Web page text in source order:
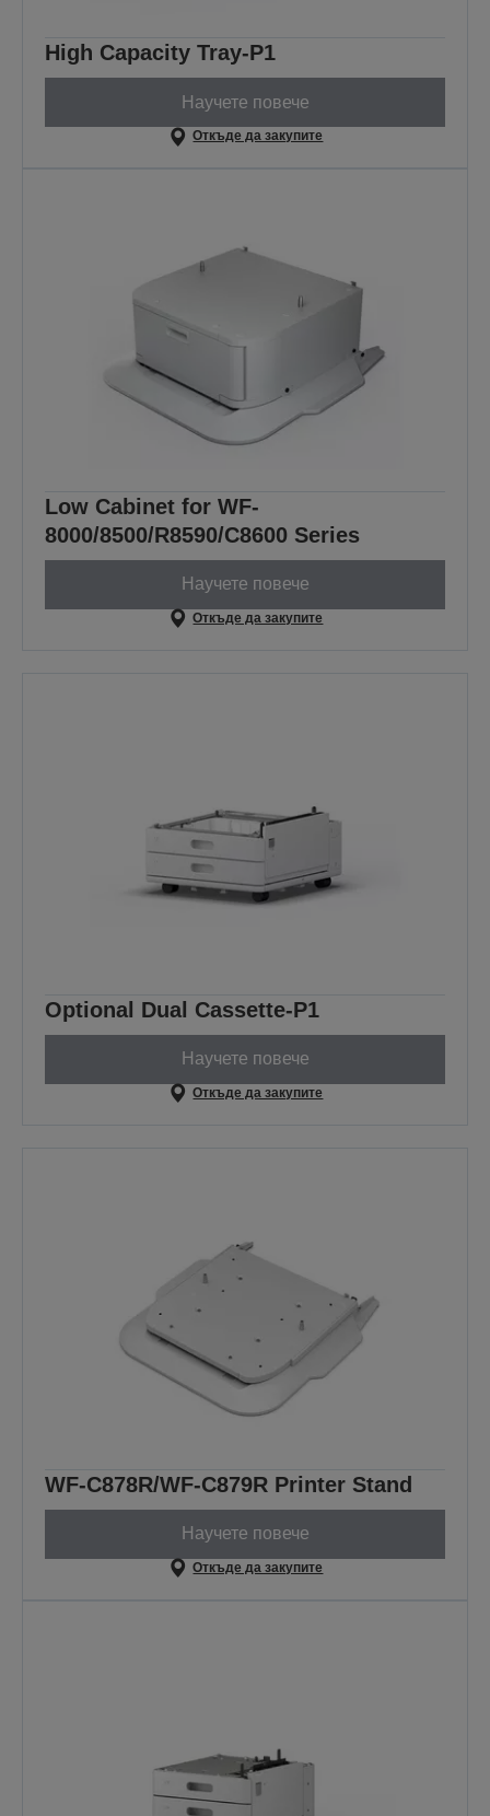
High Capacity Tray-P1
Научете повече
Откъде да закупите
Low Cabinet for WF-
8000/8500/R8590/C8600 Series
Научете повече
Откъде да закупите
Optional Dual Cassette-P1
Научете повече
Откъде да закупите
WF-C878R/WF-C879R Printer Stand
Научете повече
Откъде да закупите